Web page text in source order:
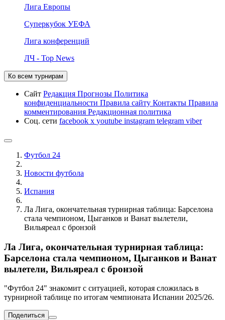
Лига Европы
Суперкубок УЕФА
Лига конференций
ЛЧ - Top News
Ко всем турнирам
Сайт Редакция Прогнозы Политика
конфиденциальности Правила сайту Контакты Правила
комментирования Редакционная политика
Соц. сети facebook x youtube instagram telegram viber
Футбол 24
Новости футбола
Испания
Ла Лига, окончательная турнирная таблица: Барселона
стала чемпионом, Цыганков и Ванат вылетели,
Вильяреал с бронзой
Ла Лига, окончательная турнирная таблица:
Барселона стала чемпионом, Цыганков и Ванат
вылетели, Вильяреал с бронзой
"Футбол 24" знакомит с ситуацией, которая сложилась в
турнирной таблице по итогам чемпионата Испании 2025/26.
Поделиться